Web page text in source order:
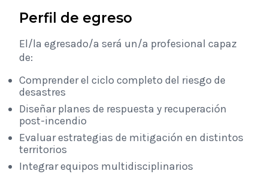
Perfil de egreso
El/la egresado/a será un/a profesional capaz
de:
Comprender el ciclo completo del riesgo de
desastres
Diseñar planes de respuesta y recuperación
post-incendio
Evaluar estrategias de mitigación en distintos
territorios
Integrar equipos multidisciplinarios